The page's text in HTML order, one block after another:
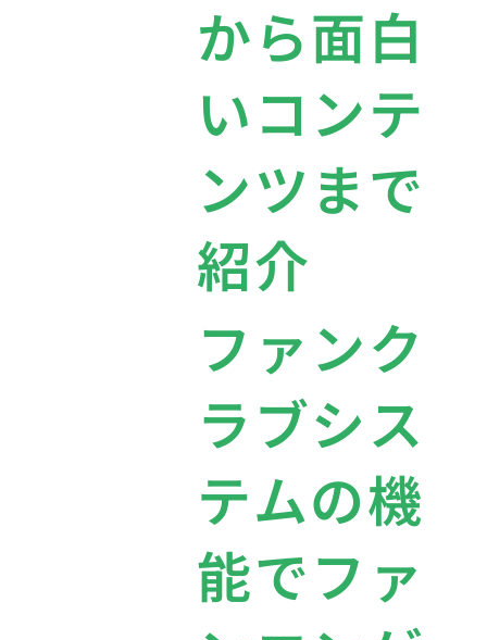
から面白
いコンテ
ンツまで
紹介
ファンク
ラブシス
テムの機
能でファ